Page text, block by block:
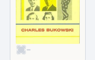
-